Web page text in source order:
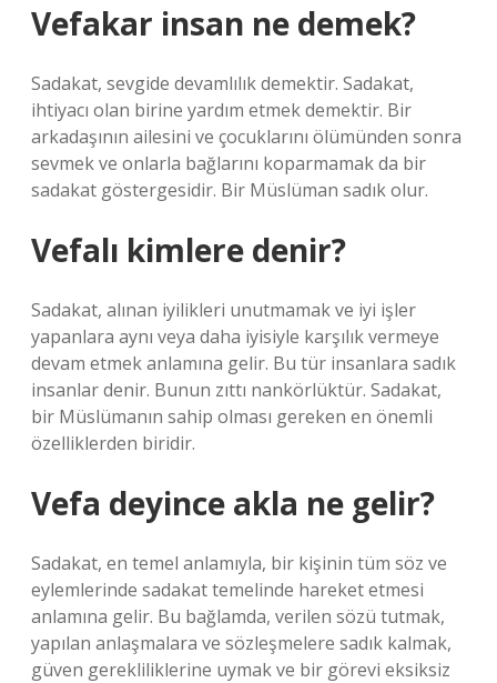
Vefakar insan ne demek?
Sadakat, sevgide devamlılık demektir. Sadakat,
ihtiyacı olan birine yardım etmek demektir. Bir
arkadaşının ailesini ve çocuklarını ölümünden sonra
sevmek ve onlarla bağlarını koparmamak da bir
sadakat göstergesidir. Bir Müslüman sadık olur.
Vefalı kimlere denir?
Sadakat, alınan iyilikleri unutmamak ve iyi işler
yapanlara aynı veya daha iyisiyle karşılık vermeye
devam etmek anlamına gelir. Bu tür insanlara sadık
insanlar denir. Bunun zıttı nankörlüktür. Sadakat,
bir Müslümanın sahip olması gereken en önemli
özelliklerden biridir.
Vefa deyince akla ne gelir?
Sadakat, en temel anlamıyla, bir kişinin tüm söz ve
eylemlerinde sadakat temelinde hareket etmesi
anlamına gelir. Bu bağlamda, verilen sözü tutmak,
yapılan anlaşmalara ve sözleşmelere sadık kalmak,
güven gerekliliklerine uymak ve bir görevi eksiksiz